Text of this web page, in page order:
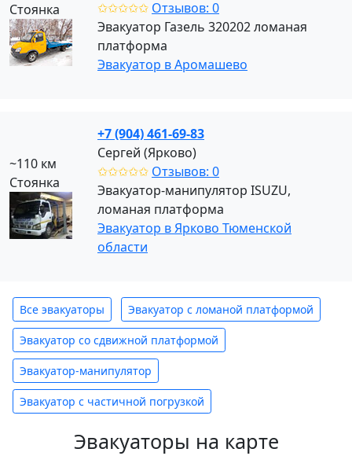
Стоянка
✩✩✩✩✩ Отзывов: 0
Эвакуатор Газель 320202 ломаная
платформа
Эвакуатор в Арoмашево
~110 км
Стоянка
+7 (904) 461-69-83
Сергей (Ярково)
✩✩✩✩✩ Отзывов: 0
Эвакуатор-манипулятор ISUZU,
ломаная платформа
Эвакуатор в Ярково Тюменской
области
Все эвакуаторы Эвакуатор с ломаной платформой
Эвакуатор со сдвижной платформой
Эвакуатор-манипулятор
Эвакуатор с частичной погрузкой
Эвакуаторы на карте